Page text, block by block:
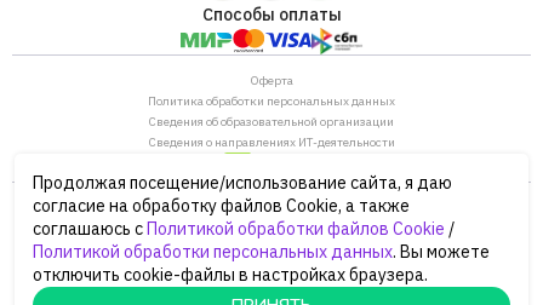
Способы оплаты
Оферта
Политика обработки персональных данных
Сведения об образовательной организации
Сведения о направлениях ИТ-деятельности
ОГРН: 1187746880530
ИНН/КПП: 7702446568/770901001
105120, г. Москва, ул. Нижняя Сыромятническая,
дом 10, строение 12, этаж 4
Сайт Минпросвещения России
Сайт Минобрнауки России
Продолжая посещение/использование сайта, я даю
согласие на обработку файлов Cookie, а также
соглашаюсь сПолитикой обработки файлов Cookie /
Политикой обработки персональных данных. Вы можете
отключить cookie-файлы в настройках браузера.